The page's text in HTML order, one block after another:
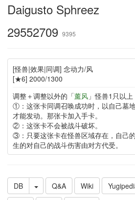
Daigusto Sphreez
29552709 9395
[怪兽|效果|同调] 念动力/风
[★6] 2000/1300
调整＋调整以外的「薰风」怪兽1只以上
①：这张卡同调召唤成功时，以自己墓
才能发动。那张卡加入手卡。
②：这张卡不会被战斗破坏。
③：只要这张卡在怪兽区域存在，自己
生的对自己的战斗伤害由对方代受。
DB Q&A Wiki